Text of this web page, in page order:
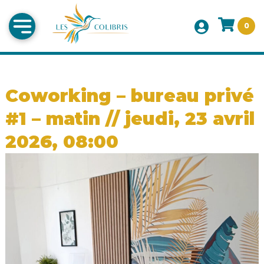
0
Coworking – bureau privé
#1 – matin // jeudi, 23 avril
2026, 08:00